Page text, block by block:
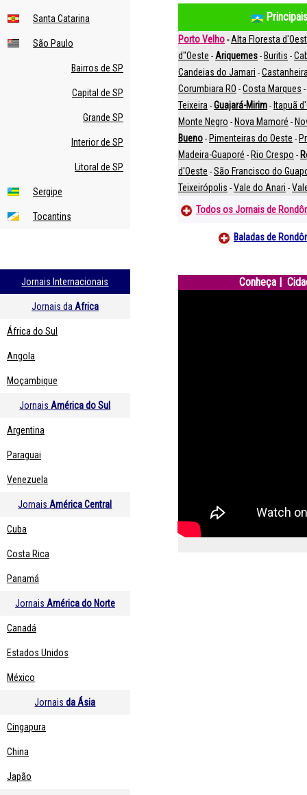
Santa Catarina
São Paulo
Bairros de SP
Capital de SP
Grande SP
Interior de SP
Litoral de SP
Sergipe
Tocantins
Jornais Internacionais
Jornais da Africa
África do Sul
Angola
Moçambique
Jornais América do Sul
Argentina
Paraguai
Venezuela
Jornais América Central
Cuba
Costa Rica
Panamá
Jornais América do Norte
Canadá
Estados Unidos
México
Jornaisda Ásia
Cingapura
China
Japão
Porto Velho - Alta Floresta
d"Oeste - Ariquemes - Buritis -
Candeias do Jamari -
Corumbiara RO - Costa Marques -
Teixeira - Guajará-Mirim - Itapuã
Monte Negro - Nova Mamoré -
Bueno - Pimenteiras do Oeste -
Madeira-Guaporé - Rio Crespo -
d'Oeste - São Francisco do
Teixeirópolis - Vale do Anari -
Todos os Jornais de
Baladas de
Conheça |